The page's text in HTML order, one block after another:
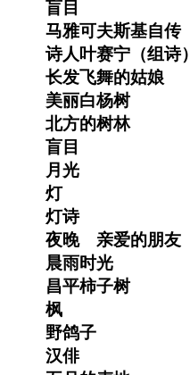
盲目
马雅可夫斯基自传
诗人叶赛宁（组诗）
长发飞舞的姑娘
美丽白杨树
北方的树林
盲目
月光
灯
灯诗
夜晚 亲爱的朋友
晨雨时光
昌平柿子树
枫
野鸽子
汉俳